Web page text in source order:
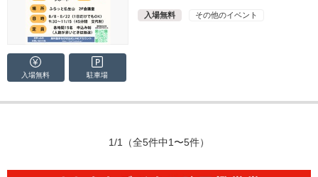
入場無料 その他のイベント
入場無料 駐車場
1/1 （全5件中1〜5件）